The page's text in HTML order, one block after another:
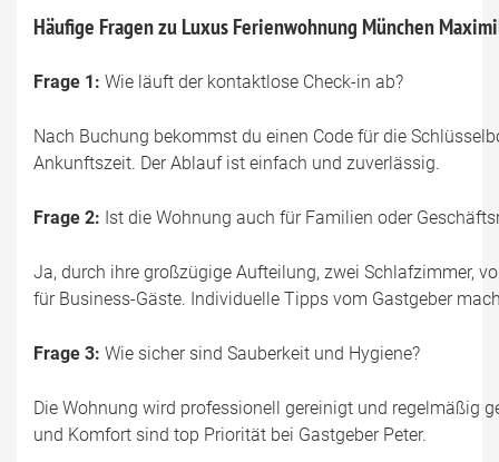
Häufige Fragen zu Luxus Ferienwohnung München
Frage 1: Wie läuft der kontaktlose Check-in ab?
Nach Buchung bekommst du einen Code für die
Ankunftszeit. Der Ablauf ist einfach und zuverlässig.
Frage 2: Ist die Wohnung auch für Familien oder
Ja, durch ihre großzügige Aufteilung, zwei Schlafzimmer,
für Business-Gäste. Individuelle Tipps vom Gastgeber
Frage 3: Wie sicher sind Sauberkeit und Hygiene?
Die Wohnung wird professionell gereinigt und regelmäßig
und Komfort sind top Priorität bei Gastgeber Peter.